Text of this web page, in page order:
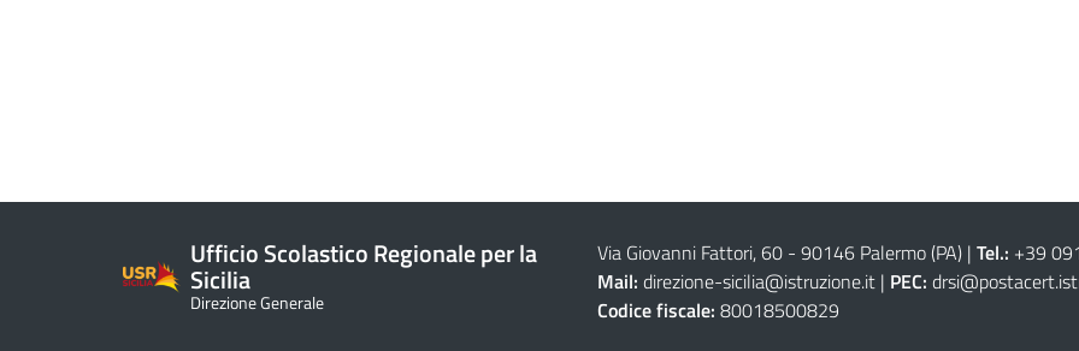
Ufficio Scolastico Regionale per la
Sicilia
Direzione Generale
Via Giovanni Fattori, 60 - 90146 Palermo (PA)| Tel.: +39
Mail: direzione-sicilia@istruzione.it| PEC:
Codice fiscale: 80018500829